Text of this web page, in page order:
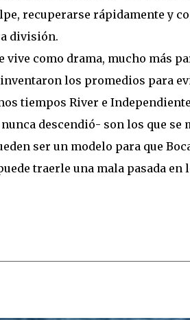
recuperarse rápidamente y
división.
vive como drama, mucho más
los promedios para
tiempos River e
descendió- son los que
ser un modelo para que
traerle una mala pasada en